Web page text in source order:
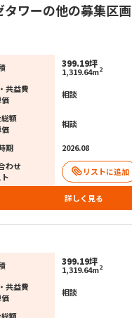
タワーの他の募集区画
399.19坪
1,319.64m2
共益費
相談
額
相談
期
2026.08
わせ
詳しく見る
399.19坪
1,319.64m2
共益費
相談